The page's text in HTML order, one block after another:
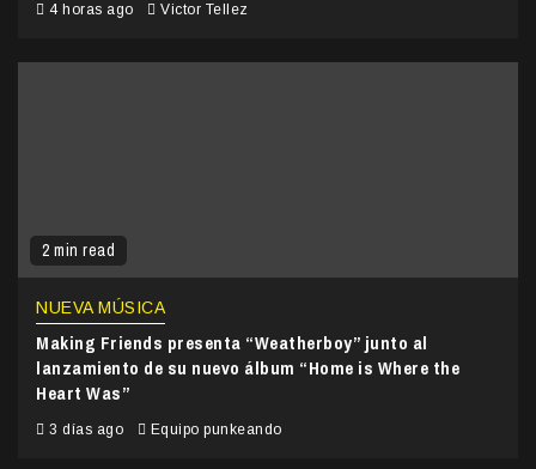
4 horas ago Victor Tellez
2 min read
NUEVA MÚSICA
Making Friends presenta “Weatherboy” junto al
lanzamiento de su nuevo álbum “Home is Where the
Heart Was”
3 días ago Equipo punkeando